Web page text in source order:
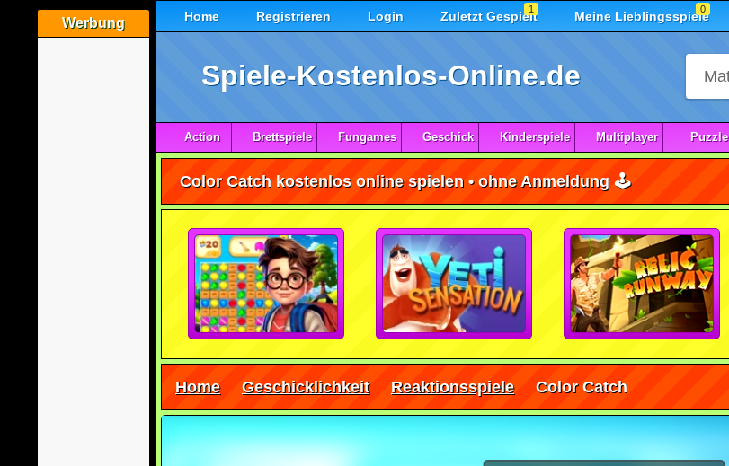
Werbung Home Registrieren Login Zuletzt Gespielt
1 Meine Lieblingsspiele
0
Spiele-Kostenlos-Online.de
Action Brettspiele Fungames Geschick Kinderspiele Multiplayer Puzzle
Color Catch kostenlos online spielen • ohne Anmeldung 🕹️
Home Geschicklichkeit Reaktionsspiele Color Catch